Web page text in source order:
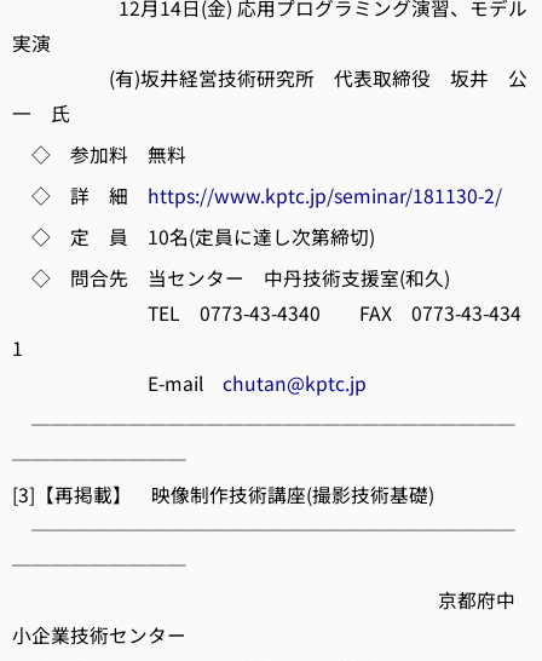
12月14日(金) 応用プログラミング演習、モデル
実演
(有)坂井経営技術研究所 代表取締役 坂井 公
一 氏
◇ 参加料 無料
◇ 詳 細 https://www.kptc.jp/seminar/181130-2/
◇ 定 員 10名(定員に達し次第締切)
◇ 問合先 当センター 中丹技術支援室(和久)
TEL 0773-43-4340 FAX 0773-43-434
1
E-mail chutan@kptc.jp
─────────────────────────
─────────
[3]【再掲載】 映像制作技術講座(撮影技術基礎)
─────────────────────────
─────────
京都府中
小企業技術センター